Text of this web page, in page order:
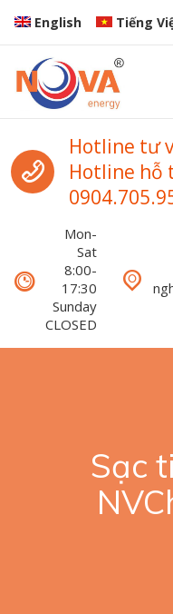
Skip to navigation
Skip to content
English Tiếng
Nova Energy
Nova Energy
Call us
Hotline tư
Hotline hỗ
Mon-
Sat
8:00-
17:30
Sunday
CLOSED
Sạc